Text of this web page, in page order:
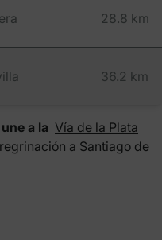
28.8 km
36.2 km
a la Vía de la Plata
a Santiago de